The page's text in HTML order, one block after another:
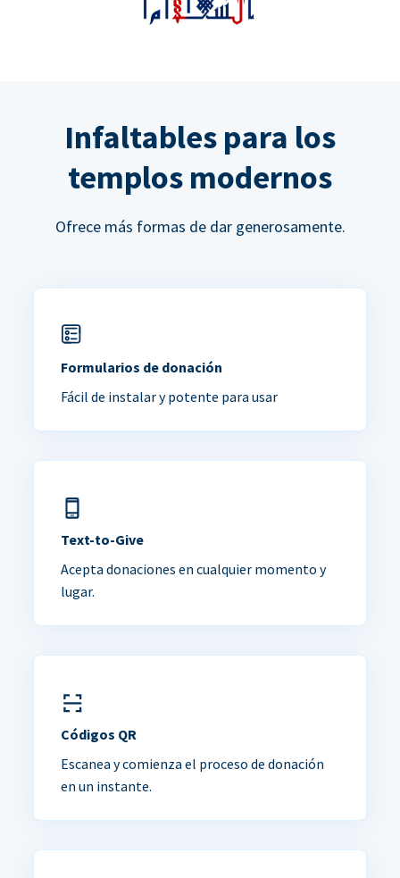
Infaltables para los
templos modernos
Ofrece más formas de dar generosamente.
Formularios de donación
Fácil de instalar y potente para usar
Text-to-Give
Acepta donaciones en cualquier momento y
lugar.
Códigos QR
Escanea y comienza el proceso de donación
en un instante.